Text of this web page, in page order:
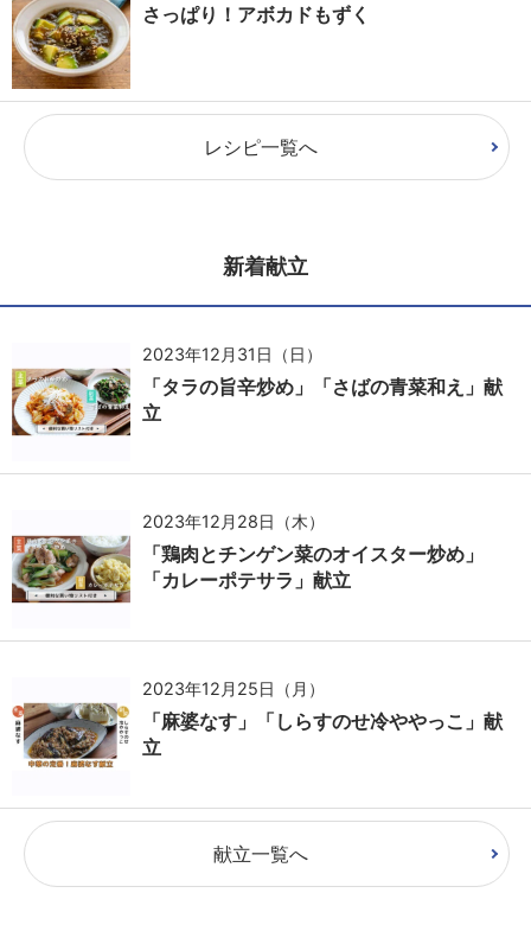
さっぱり！アボカドもずく
レシピ一覧へ
新着献立
2023年12月31日（日）
「タラの旨辛炒め」「さばの青菜和え」献
立
2023年12月28日（木）
「鶏肉とチンゲン菜のオイスター炒め」
「カレーポテサラ」献立
2023年12月25日（月）
「麻婆なす」「しらすのせ冷ややっこ」献
立
献立一覧へ